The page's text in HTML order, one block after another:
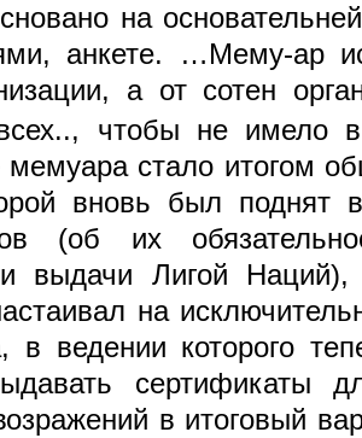
на
анкете. …Мему-ар
а от сотен
чтобы не имело
стало итогом
вновь был поднят
(об их
выдачи Лигой
на
в ведении которого
сертификаты
в итоговый